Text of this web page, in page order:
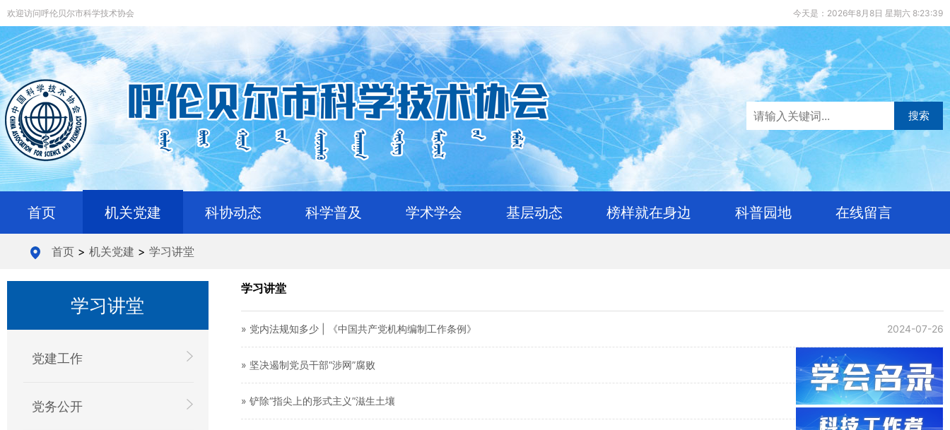
欢迎访问呼伦贝尔市科学技术协会 今天是：2026年8月8日 星期六 8:23:40
搜索
首页 机关党建 科协动态 科学普及 学术学会 基层动态 榜样就在身边 科普园地 在线留言
首页> 机关党建 > 学习讲堂
学习讲堂
党建工作
党务公开
学习讲堂
2024-07-26
» 党内法规知多少 | 《中国共产党机构编制工作条例》
2024-07-24
» 坚决遏制党员干部“涉网”腐败
2024-07-24
» 铲除“指尖上的形式主义”滋生土壤